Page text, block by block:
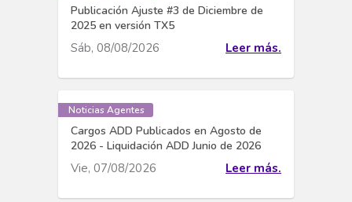
Publicación Ajuste #3 de Diciembre de
2025 en versión TX5
Sáb, 08/08/2026 Leer más.
Noticias Agentes
Cargos ADD Publicados en Agosto de
2026 - Liquidación ADD Junio de 2026
Vie, 07/08/2026 Leer más.